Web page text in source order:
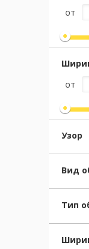
Москва
от
от
Узор
Вид
Тип